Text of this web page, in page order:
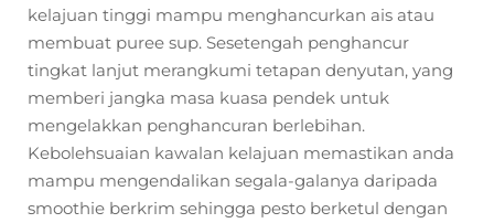
kelajuan tinggi mampu menghancurkan ais atau
membuat puree sup. Sesetengah penghancur
tingkat lanjut merangkumi tetapan denyutan, yang
memberi jangka masa kuasa pendek untuk
mengelakkan penghancuran berlebihan.
Kebolehsuaian kawalan kelajuan memastikan anda
mampu mengendalikan segala-galanya daripada
smoothie berkrim sehingga pesto berketul dengan